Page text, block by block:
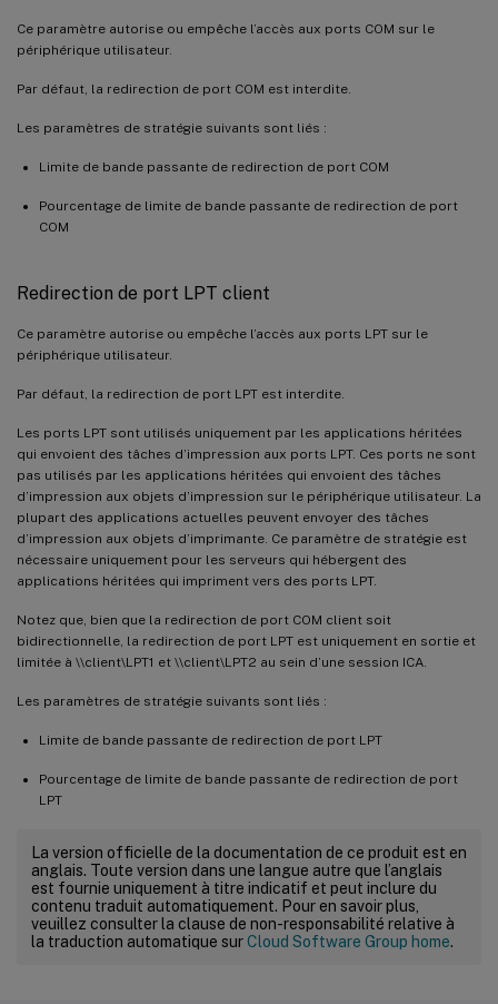
Ce paramètre autorise ou empêche l’accès aux ports COM sur le
périphérique utilisateur.
Par défaut, la redirection de port COM est interdite.
Les paramètres de stratégie suivants sont liés :
Limite de bande passante de redirection de port COM
Pourcentage de limite de bande passante de redirection de port
COM
Redirection de port LPT client
Ce paramètre autorise ou empêche l’accès aux ports LPT sur le
périphérique utilisateur.
Par défaut, la redirection de port LPT est interdite.
Les ports LPT sont utilisés uniquement par les applications héritées
qui envoient des tâches d’impression aux ports LPT. Ces ports ne sont
pas utilisés par les applications héritées qui envoient des tâches
d’impression aux objets d’impression sur le périphérique utilisateur. La
plupart des applications actuelles peuvent envoyer des tâches
d’impression aux objets d’imprimante. Ce paramètre de stratégie est
nécessaire uniquement pour les serveurs qui hébergent des
applications héritées qui impriment vers des ports LPT.
Notez que, bien que la redirection de port COM client soit
bidirectionnelle, la redirection de port LPT est uniquement en sortie et
limitée à \\client\LPT1 et \\client\LPT2 au sein d’une session ICA.
Les paramètres de stratégie suivants sont liés :
Limite de bande passante de redirection de port LPT
Pourcentage de limite de bande passante de redirection de port
LPT
La version officielle de la documentation de ce produit est en
anglais. Toute version dans une langue autre que l’anglais
est fournie uniquement à titre indicatif et peut inclure du
contenu traduit automatiquement. Pour en savoir plus,
veuillez consulter la clause de non-responsabilité relative à
la traduction automatique surCloud Software Group home.